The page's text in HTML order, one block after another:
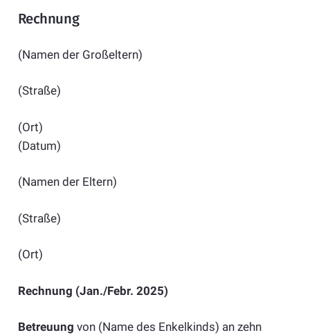
Rechnung
(Namen der Großeltern)
(Straße)
(Datum)
(Namen der Eltern)
(Straße)
(Ort)
Rechnung (Jan./Febr. 2025)
Betreuung von (Name des Enkelkinds) an zehn